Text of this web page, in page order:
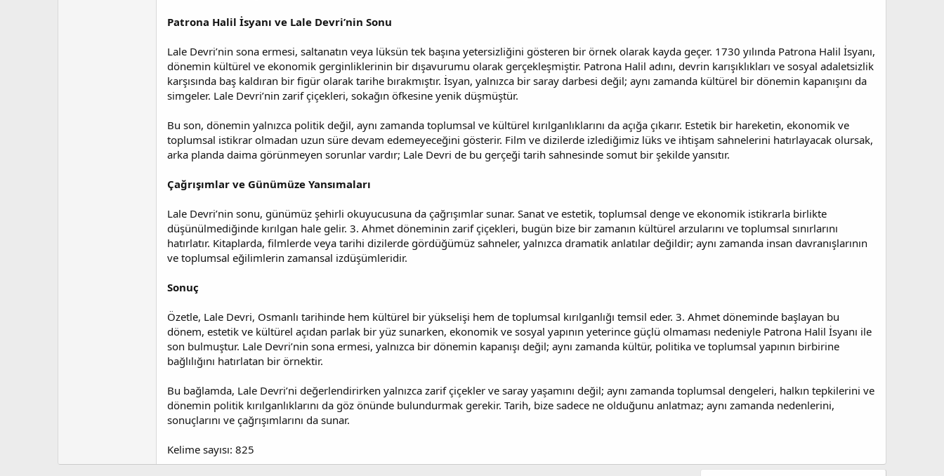
Patrona Halil İsyanı ve Lale Devri’nin Sonu
Lale Devri’nin sona ermesi, saltanatın veya lüksün tek başına yetersizliğini gösteren bir örnek olarak kayda geçer. 1730 yılında Patrona Halil İsyanı,
dönemin kültürel ve ekonomik gerginliklerinin bir dışavurumu olarak gerçekleşmiştir. Patrona Halil adını, devrin karışıklıkları ve sosyal adaletsizlik
karşısında baş kaldıran bir figür olarak tarihe bırakmıştır. İsyan, yalnızca bir saray darbesi değil; aynı zamanda kültürel bir dönemin kapanışını da
simgeler. Lale Devri’nin zarif çiçekleri, sokağın öfkesine yenik düşmüştür.
Bu son, dönemin yalnızca politik değil, aynı zamanda toplumsal ve kültürel kırılganlıklarını da açığa çıkarır. Estetik bir hareketin, ekonomik ve
toplumsal istikrar olmadan uzun süre devam edemeyeceğini gösterir. Film ve dizilerde izlediğimiz lüks ve ihtişam sahnelerini hatırlayacak olursak,
arka planda daima görünmeyen sorunlar vardır; Lale Devri de bu gerçeği tarih sahnesinde somut bir şekilde yansıtır.
Çağrışımlar ve Günümüze Yansımaları
Lale Devri’nin sonu, günümüz şehirli okuyucusuna da çağrışımlar sunar. Sanat ve estetik, toplumsal denge ve ekonomik istikrarla birlikte
düşünülmediğinde kırılgan hale gelir. 3. Ahmet döneminin zarif çiçekleri, bugün bize bir zamanın kültürel arzularını ve toplumsal sınırlarını
hatırlatır. Kitaplarda, filmlerde veya tarihi dizilerde gördüğümüz sahneler, yalnızca dramatik anlatılar değildir; aynı zamanda insan davranışlarının
ve toplumsal eğilimlerin zamansal izdüşümleridir.
Sonuç
Özetle, Lale Devri, Osmanlı tarihinde hem kültürel bir yükselişi hem de toplumsal kırılganlığı temsil eder. 3. Ahmet döneminde başlayan bu
dönem, estetik ve kültürel açıdan parlak bir yüz sunarken, ekonomik ve sosyal yapının yeterince güçlü olmaması nedeniyle Patrona Halil İsyanı ile
son bulmuştur. Lale Devri’nin sona ermesi, yalnızca bir dönemin kapanışı değil; aynı zamanda kültür, politika ve toplumsal yapının birbirine
bağlılığını hatırlatan bir örnektir.
Bu bağlamda, Lale Devri’ni değerlendirirken yalnızca zarif çiçekler ve saray yaşamını değil; aynı zamanda toplumsal dengeleri, halkın tepkilerini ve
dönemin politik kırılganlıklarını da göz önünde bulundurmak gerekir. Tarih, bize sadece ne olduğunu anlatmaz; aynı zamanda nedenlerini,
sonuçlarını ve çağrışımlarını da sunar.
Kelime sayısı: 825